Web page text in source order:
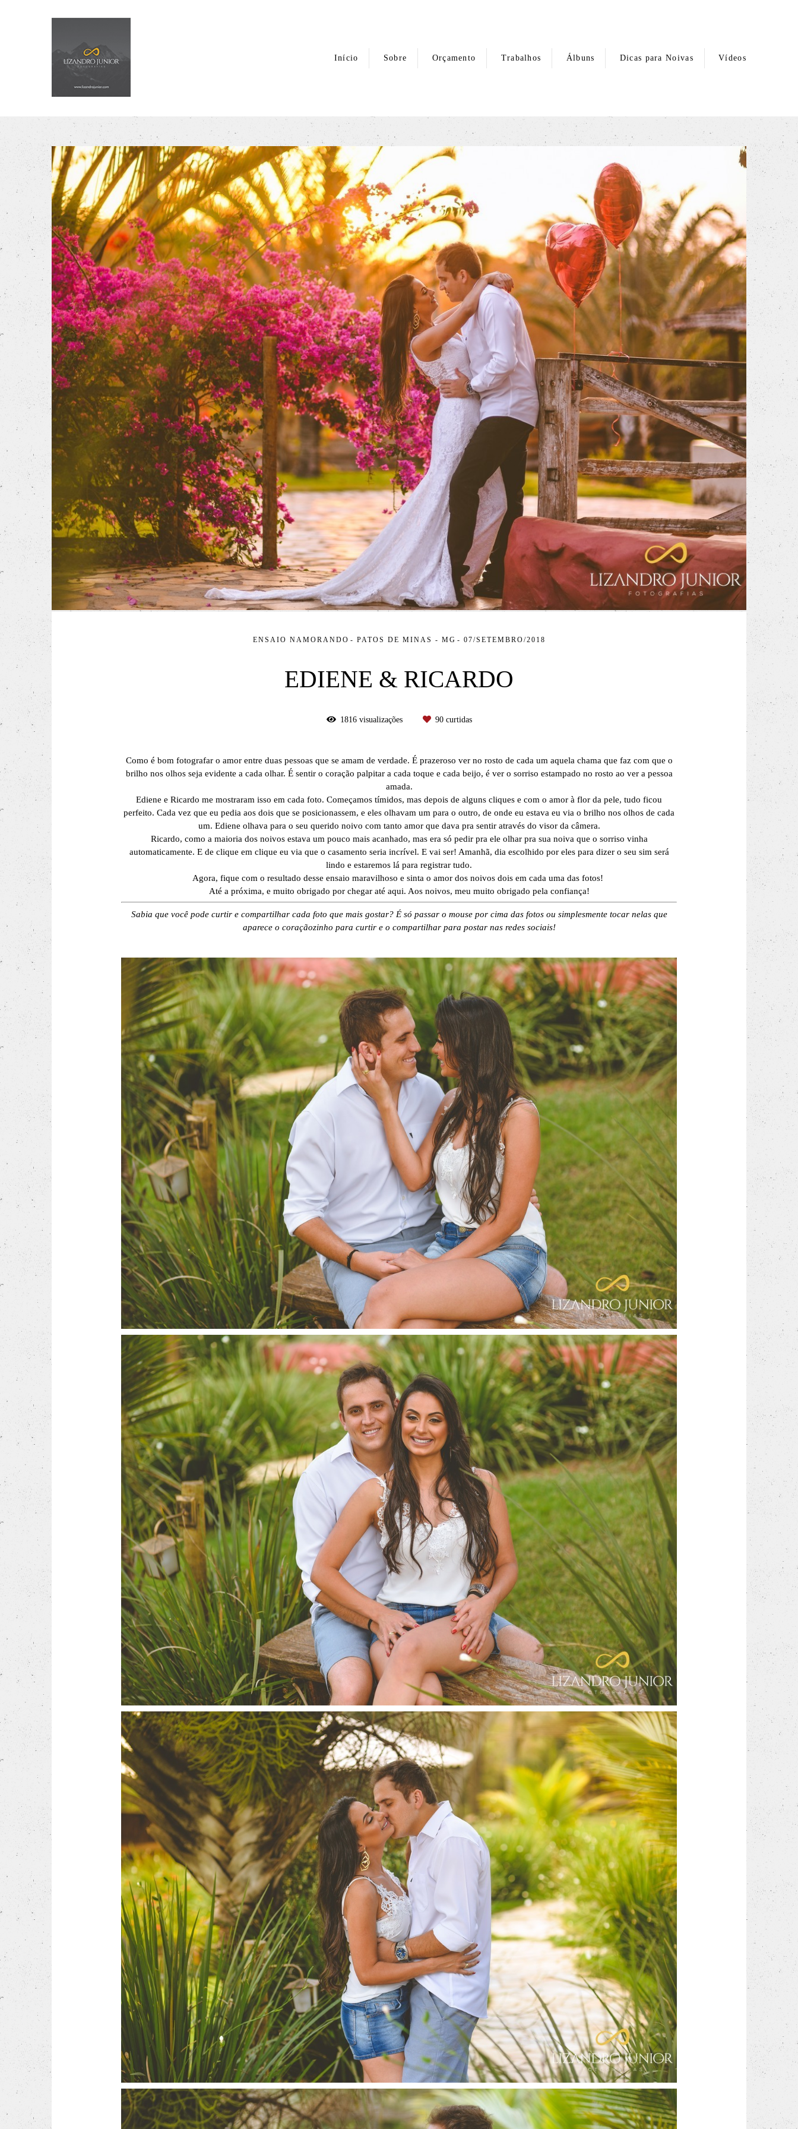
Início Sobre Orçamento Trabalhos Álbuns Dicas para Noivas Vídeos
ENSAIO NAMORANDO PATOS DE MINAS - MG 07/SETEMBRO/2018
EDIENE & RICARDO
1816visualizações 90curtidas
Como é bom fotografar o amor entre duas pessoas que se amam de verdade. É prazeroso ver no rosto de cada um aquela chama que faz com que o
brilho nos olhos seja evidente a cada olhar. É sentir o coração palpitar a cada toque e cada beijo, é ver o sorriso estampado no rosto ao ver a pessoa
amada.
Ediene e Ricardo me mostraram isso em cada foto. Começamos tímidos, mas depois de alguns cliques e com o amor à flor da pele, tudo ficou
perfeito. Cada vez que eu pedia aos dois que se posicionassem, e eles olhavam um para o outro, de onde eu estava eu via o brilho nos olhos de cada
um. Ediene olhava para o seu querido noivo com tanto amor que dava pra sentir através do visor da câmera.
Ricardo, como a maioria dos noivos estava um pouco mais acanhado, mas era só pedir pra ele olhar pra sua noiva que o sorriso vinha
automaticamente. E de clique em clique eu via que o casamento seria incrível. E vai ser! Amanhã, dia escolhido por eles para dizer o seu sim será
lindo e estaremos lá para registrar tudo.
Agora, fique com o resultado desse ensaio maravilhoso e sinta o amor dos noivos dois em cada uma das fotos!
Até a próxima, e muito obrigado por chegar até aqui. Aos noivos, meu muito obrigado pela confiança!
Sabia que você pode curtir e compartilhar cada foto que mais gostar? É só passar o mouse por cima das fotos ou simplesmente tocar nelas que
aparece o coraçãozinho para curtir e o compartilhar para postar nas redes sociais!